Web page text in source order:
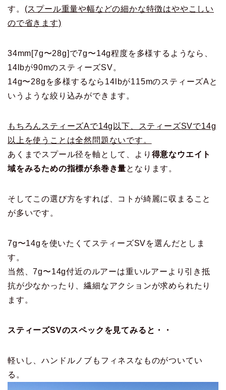
す。 (スプール重量や幅などの細かな特徴はややこしい
ので省きます)
34mm[7g〜28g]で7g〜14g程度を多様するようなら、
14lbが90mのスティーズSV。
14g〜28gを多様するなら14lbが115mのスティーズAと
いうような絞り込みができます。
もちろんスティーズAで14g以下、スティーズSVで14g
以上を使うことは全然問題ないです。
あくまでスプール径を軸として、より 得意なウエイト
域をみるための指標が糸巻き量となります。
そしてこの選び方をすれば、コトが綺麗に収まること
が多いです。
7g〜14gを使いたくてスティーズSVを選んだとしま
す。
当然、7g〜14g付近のルアーは重いルアーより引き抵
抗が少なかったり、繊細なアクションが求められたり
ます。
スティーズSVのスペックを見てみると・・
軽いし、ハンドルノブもフィネスなものがついてい
る。